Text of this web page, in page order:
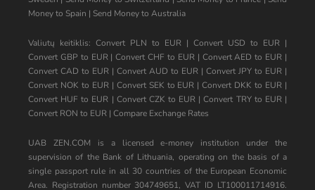
Money to Spain | Send Money to Australia
Valiutų keitiklis: Convert PLN to EUR | Convert USD to EUR |
Convert GBP to EUR|Convert CHF to EUR| Convert AED to EUR |
Convert CAD to EUR | Convert AUD to EUR | Convert JPY to EUR |
Convert NOK to EUR| Convert SEK to EUR |Convert DKK to EUR |
Convert HUF to EUR | Convert CZK to EUR |Convert TRY to EUR|
Convert RON to EUR | Compare Exchange Rates
UAB ZEN.COM is a licensed e-money institution under the
supervision of the Bank of Lithuania, operating on the basis of a
single passport rule in all 30 countries of the European Economic
Area. Registration number 304749651, VAT ID LT100011714916.